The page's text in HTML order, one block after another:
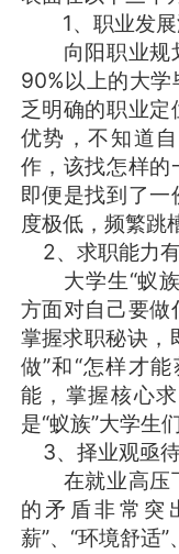
1、职业发展
向阳职业规
90%以上的大
乏明确的职业
优势，不知道
作，该找怎样的
即便是找到了
度极低，频繁跳
2、求职能力
大学生“蚁族
方面对自己要做
掌握求职秘诀，
做”和“怎样才
能，掌握核心
是“蚁族”大学生
3、择业观亟
在就业高压
的矛盾非常突
薪”、“环境舒适